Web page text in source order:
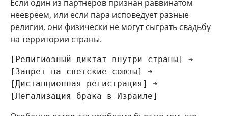
Если один из партнеров признан раввинатом
неевреем, или если пара исповедует разные
религии, они физически не могут сыграть свадьбу
на территории страны.
[Религиозный диктат внутри страны] ➔
[Запрет на светские союзы] ➔
[Дистанционная регистрация] ➔